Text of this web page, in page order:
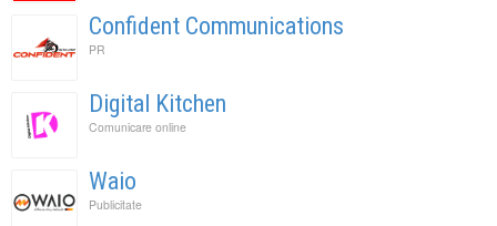
Confident Communications
PR
Digital Kitchen
Comunicare online
Waio
Publicitate